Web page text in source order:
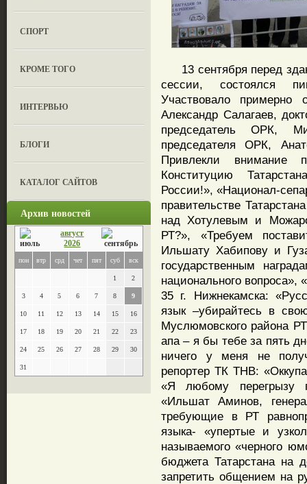
СПОРТ
КРОМЕ ТОГО
ИНТЕРВЬЮ
БЛОГИ
КАТАЛОГ САЙТОВ
Архив новостей
август
2026
пон втр срд чет пят суб вск
1 2
3 4 5 6 7 8 9
10 11 12 13 14 15 16
17 18 19 20 21 22 23
24 25 26 27 28 29 30
31
13 сентября перед
сессии, состоялся
Участвовало примерно
Александр Салагаев,
председатель ОРК,
председателя ОРК,
Привлекли внимание
Конституцию
России!», «Национал-
правительстве
над Хотулевым и
РТ?», «Требуем
Ильшату Хабипову и
государственным
национального
35 г. Нижнекамска:
язык –убирайтесь в
Муслюмовского района
апа – я бы тебе за пять
ничего у меня не
репортер ТК ТНВ:
«Я любому перегрызу
«Ильшат Аминов,
требующие в РТ
языка- «упертые и
называемого «черного
бюджета Татарстана на
запретить общением на